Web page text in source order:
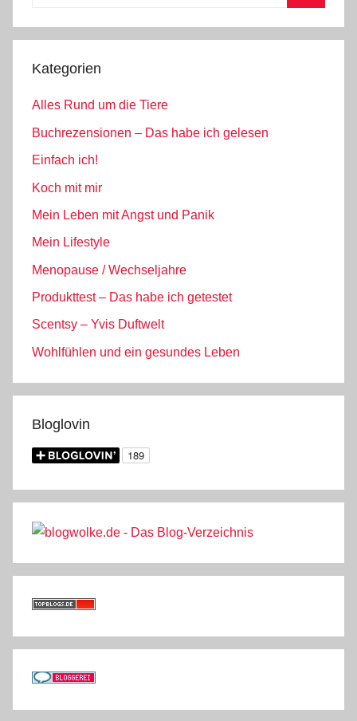
Kategorien
Alles Rund um die Tiere
Buchrezensionen – Das habe ich gelesen
Einfach ich!
Koch mit mir
Mein Leben mit Angst und Panik
Mein Lifestyle
Menopause / Wechseljahre
Produkttest – Das habe ich getestet
Scentsy – Yvis Duftwelt
Wohlfühlen und ein gesundes Leben
Bloglovin